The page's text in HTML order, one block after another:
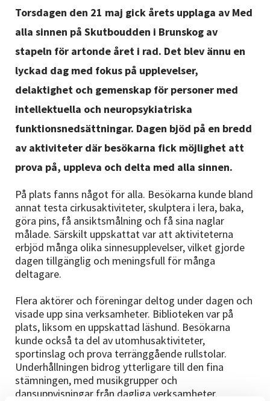
Nyheter
Avdelningar
Lyssna
Torsdagen den 21 maj gick årets upplaga av Med
alla sinnen på Skutboudden i Brunskog av
stapeln för artonde året i rad. Det blev ännu en
lyckad dag med fokus på upplevelser,
delaktighet och gemenskap för personer med
intellektuella och neuropsykiatriska
funktionsnedsättningar. Dagen bjöd på en bredd
av aktiviteter där besökarna fick möjlighet att
prova på, uppleva och delta med alla sinnen.
På plats fanns något för alla. Besökarna kunde bland
annat testa cirkusaktiviteter, skulptera i lera, baka,
göra pins, få ansiktsmålning och få sina naglar
målade. Särskilt uppskattat var att aktiviteterna
erbjöd många olika sinnesupplevelser, vilket gjorde
dagen tillgänglig och meningsfull för många
deltagare.
Flera aktörer och föreningar deltog under dagen och
visade upp sina verksamheter. Biblioteken var på
plats, liksom en uppskattad läshund. Besökarna
kunde också ta del av utomhusaktiviteter,
sportinslag och prova terränggående rullstolar.
Underhållningen bidrog ytterligare till den fina
stämningen, med musikgrupper och
dansuppvisningar från dagliga verksamheter.